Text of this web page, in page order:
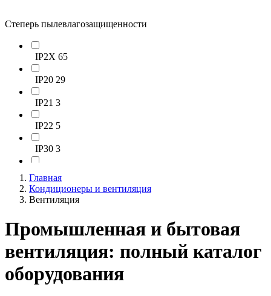
Степерь пылевлагозащищенности
IP2X 65
IP20 29
IP21 3
IP22 5
IP30 3
IP44 9
IP65/67
Главная
Кондиционеры и вентиляция
Вентиляция
Промышленная и бытовая
вентиляция: полный каталог
оборудования